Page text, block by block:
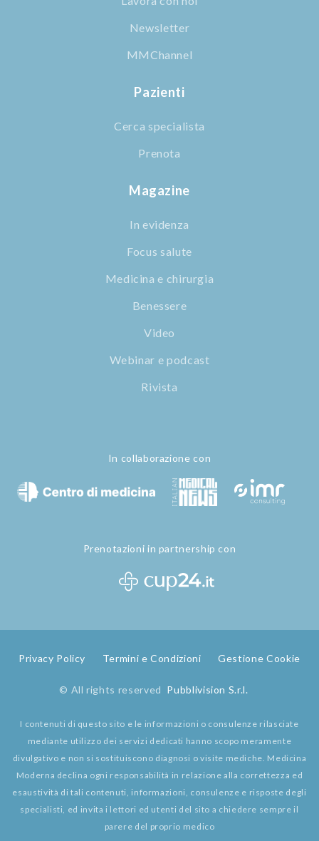
Newsletter
MMChannel
Pazienti
Cerca specialista
Prenota
Magazine
In evidenza
Focus salute
Medicina e chirurgia
Benessere
Video
Webinar e podcast
Rivista
In collaborazione con
Prenotazioni in partnership con
Privacy Policy Termini e Condizioni Gestione Cookie
© All rights reserved Pubblivision S.r.l.
I contenuti di questo sito e le informazioni o consulenze rilasciate
mediante utilizzo dei servizi dedicati hanno scopo meramente
divulgativo e non si sostituiscono diagnosi o visite mediche. Medicina
Moderna declina ogni responsabilità in relazione alla correttezza ed
esaustività di tali contenuti, informazioni, consulenze e risposte degli
specialisti, ed invita i lettori ed utenti del sito a chiedere sempre il
parere del proprio medico